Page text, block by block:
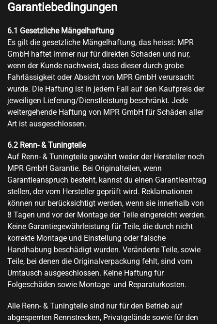
Garantiebedingungen
6.1 Gesetzliche Mängelhaftung
Es gilt die gesetzliche Mängelhaftung, das heisst: MPR
GmbH haftet immer nur für direkten Schaden und nur,
wenn der Kunde nachweist, dass dieser durch grobe
Fahrlässigkeit oder Absicht von MPR GmbH verursacht
wurde. Die Haftung ist in jedem Fall auf den Kaufpreis der
jeweiligen Lieferung/Dienstleistung beschränkt. Jede
weitergehende Haftung von MPR GmbH für Schäden aller
Art ist ausgeschlossen.
6.2 Renn- & Tuningteile
Auf Renn- & Tuningteile gewährt weder der Hersteller noch
MPR GmbH Garantie. Bei Originalteilen, wenn
Garantieanspruch besteht, kannst du einen Garantieantrag
stellen, der vom Hersteller geprüft wird. Reklamationen
können nur berücksichtigt werden, wenn sie innerhalb von
8 Tagen und vor der Montage der Teile eingereicht werden.
Keine Garantiegewährleistung für Teile, die durch nicht
korrekte Montage und Einstellung oder falsche
Handhabung beschädigt wurden. Veränderte Teile, sowie
Teile, bei denen die Originalverpackung fehlt, sind vom
Umtausch ausgeschlossen. Keine Haftung für
Folgeschäden sowie Montage- und Reparaturkosten.
Alle Renn- & Tuningteile sind nur für den Betrieb auf
abgesperrten Rennstrecken, Privatgelände sowie für den